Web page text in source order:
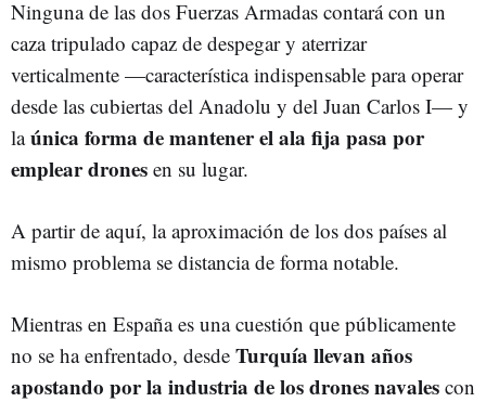
Ninguna de las dos Fuerzas Armadas contará con un
caza tripulado capaz de despegar y aterrizar
verticalmente —característica indispensable para operar
desde las cubiertas del Anadolu y del Juan Carlos I— y
laúnica forma de mantener el ala fija pasa por
emplear drones en su lugar.
A partir de aquí, la aproximación de los dos países al
mismo problema se distancia de forma notable.
Mientras en España es una cuestión que públicamente
no se ha enfrentado, desde Turquía llevan años
apostando por la industria de los drones navales con